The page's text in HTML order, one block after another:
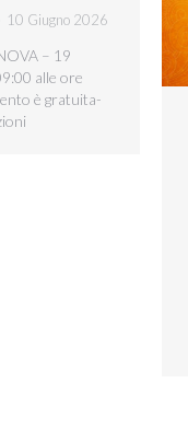
10 Giugno 2026
– 19
alle ore
è gratuita-